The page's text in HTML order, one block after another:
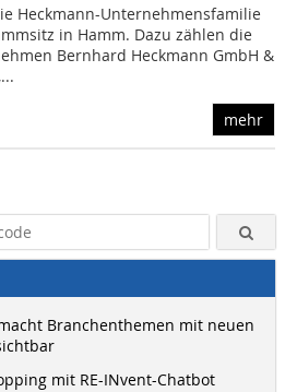
Heckmann-Unternehmensfamilie
in Hamm. Dazu zählen die
Bernhard Heckmann GmbH &
mehr
Branchenthemen mit neuen
mit RE-INvent-Chatbot